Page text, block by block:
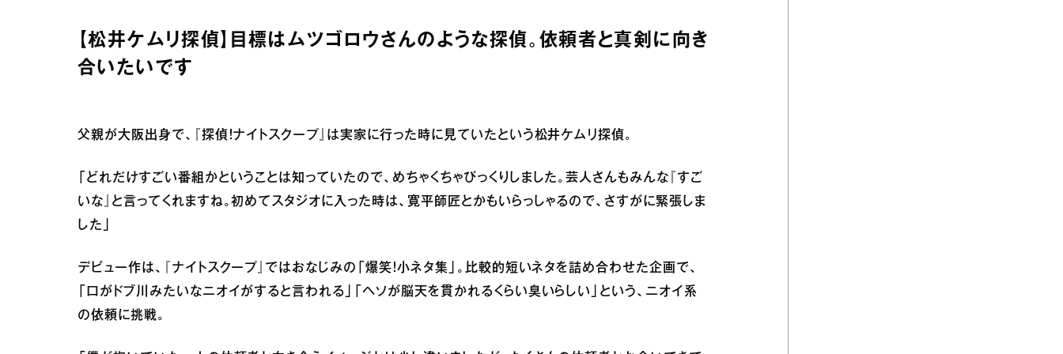
【松井ケムリ探偵】目標はムツゴロウさんのような探偵。依頼者と真剣に向き
合いたいです
父親が大阪出身で、『探偵！ナイトスクープ』は実家に行った時に見ていたという松井ケムリ探偵。
「どれだけすごい番組かということは知っていたので、めちゃくちゃびっくりしました。芸人さんもみんな『すご
いな』と言ってくれますね。初めてスタジオに入った時は、寛平師匠とかもいらっしゃるので、さすがに緊張しま
した」
デビュー作は、『ナイトスクープ』ではおなじみの「爆笑！小ネタ集」。比較的短いネタを詰め合わせた企画で、
「口がドブ川みたいなニオイがすると言われる」「ヘソが脳天を貫かれるくらい臭いらしい」という、ニオイ系
の依頼に挑戦。